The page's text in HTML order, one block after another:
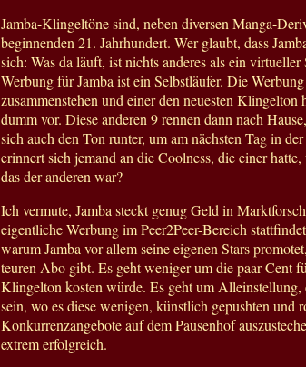
Jamba-Klingeltöne sind, neben diversen Manga-
beginnenden 21. Jahrhundert. Wer glaubt, dass
sich: Was da läuft, ist nichts anderes als ein
Werbung für Jamba ist ein Selbstläufer. Die
zusammenstehen und einer den neuesten
dumm vor. Diese anderen 9 rennen dann nach
sich auch den Ton runter, um am nächsten Tag in
erinnert sich jemand an die Coolness, die einer
das der anderen war?
Ich vermute, Jamba steckt genug Geld in
eigentliche Werbung im Peer2Peer-Bereich
warum Jamba vor allem seine eigenen Stars
teuren Abo gibt. Es geht weniger um die paar Cent
Klingelton kosten würde. Es geht um Alleinstellung,
sein, wo es diese wenigen, künstlich gepushten und
Konkurrenzangebote auf dem Pausenhof
extrem erfolgreich.